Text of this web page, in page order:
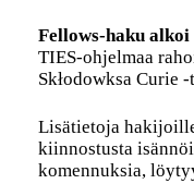
Fellows-haku alkoi
TIES-ohjelmaa
Skłodowksa Curie
Lisätietoja
kiinnostusta
komennuksia,